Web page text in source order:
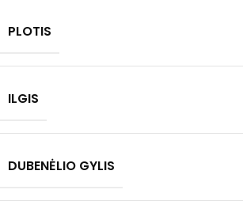
PLOTIS
ILGIS
DUBENĖLIO GYLIS